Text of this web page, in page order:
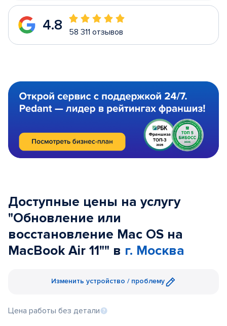
4.8 58 311 отзывов
Доступные цены на услугу
"Обновление или
восстановление Mac OS на
MacBook Air 11"" в г. Москва
Изменить устройство / проблему
Цена работы без детали